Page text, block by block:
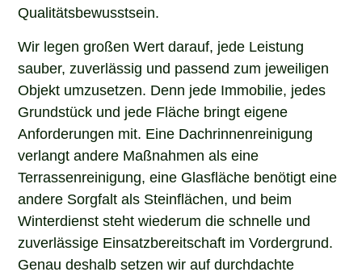
Qualitätsbewusstsein.
Wir legen großen Wert darauf, jede Leistung
sauber, zuverlässig und passend zum jeweiligen
Objekt umzusetzen. Denn jede Immobilie, jedes
Grundstück und jede Fläche bringt eigene
Anforderungen mit. Eine Dachrinnenreinigung
verlangt andere Maßnahmen als eine
Terrassenreinigung, eine Glasfläche benötigt eine
andere Sorgfalt als Steinflächen, und beim
Winterdienst steht wiederum die schnelle und
zuverlässige Einsatzbereitschaft im Vordergrund.
Genau deshalb setzen wir auf durchdachte